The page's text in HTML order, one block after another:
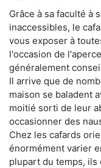
Grâce à sa faculté à
inaccessibles, le
vous exposer à
l'occasion de
généralement
Il arrive que de
maison se baladent
moitié sorti de leur
occasionner des
Chez les cafards
énormément varier
plupart du temps,